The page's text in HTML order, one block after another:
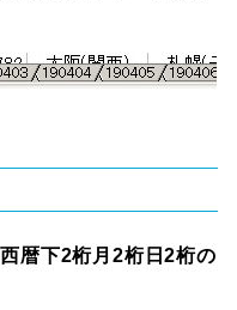
西暦下2桁月2桁日2桁の